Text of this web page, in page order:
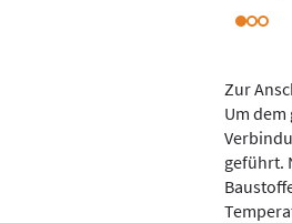
Zur
Um
geführt.